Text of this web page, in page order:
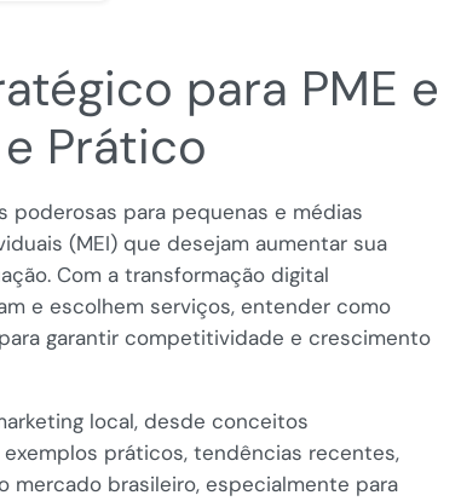
para PME e
Prático
poderosas para pequenas e médias
(MEI) que desejam aumentar sua
Com a transformação digital
e escolhem serviços, entender como
garantir competitividade e crescimento
local, desde conceitos
práticos, tendências recentes,
mercado brasileiro, especialmente para